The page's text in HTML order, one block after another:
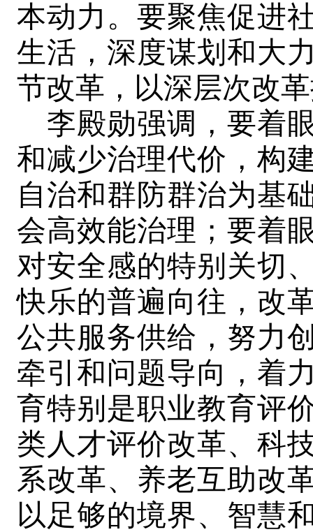
本动力。要聚焦促进
生活，深度谋划和大
节改革，以深层次改
李殿勋强调，要着
和减少治理代价，构
自治和群防群治为基
会高效能治理；要着
对安全感的特别关切
快乐的普遍向往，改
公共服务供给，努力
牵引和问题导向，着
育特别是职业教育评
类人才评价改革、科
系改革、养老互助改
以足够的境界、智慧